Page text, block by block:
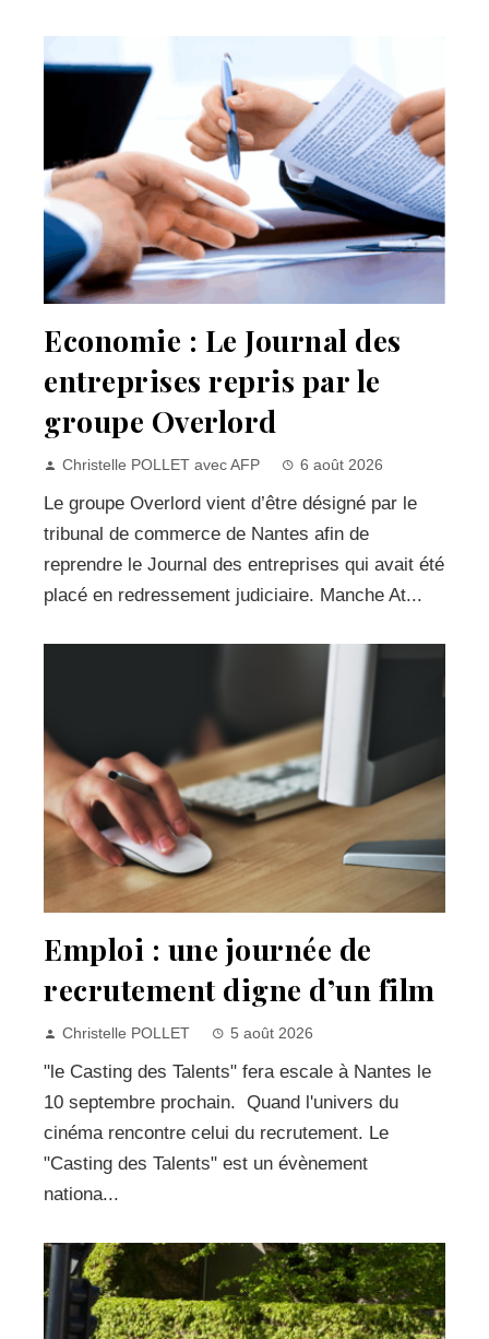
Economie : Le Journal des
entreprises repris par le
groupe Overlord
Christelle POLLET avec AFP 6 août 2026
Le groupe Overlord vient d’être désigné par le
tribunal de commerce de Nantes afin de
reprendre le Journal des entreprises qui avait été
placé en redressement judiciaire. Manche At...
Emploi : une journée de
recrutement digne d’un film
Christelle POLLET 5 août 2026
"le Casting des Talents" fera escale à Nantes le
10 septembre prochain. Quand l'univers du
cinéma rencontre celui du recrutement. Le
"Casting des Talents" est un évènement
nationa...